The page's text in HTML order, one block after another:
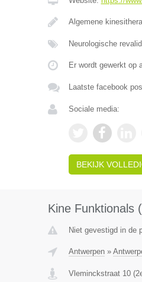
Algemene
Neurologische
Er wordt gewerkt op
Laatste facebook
Sociale media:
BEKIJK
Kine Funktionals
Niet gevestigd in de
Antwerpen»
Vleminckstraat 10